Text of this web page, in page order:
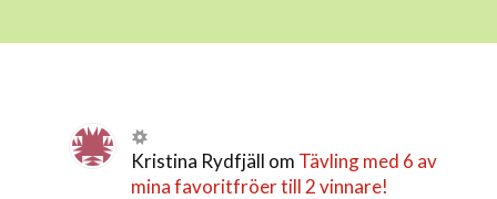
Kristina Rydfjäll om Tävling med 6 av
mina favoritfröer till 2 vinnare!